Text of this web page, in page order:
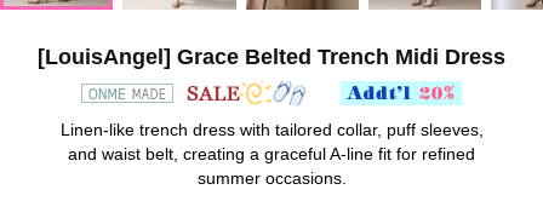
[LouisAngel] Grace Belted Trench Midi Dress
Linen-like trench dress with tailored collar, puff sleeves,
and waist belt, creating a graceful A-line fit for refined
summer occasions.